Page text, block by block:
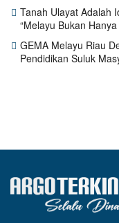
Tanah Ulayat Adalah
“Melayu Bukan
GEMA Melayu Riau
Pendidikan Suluk